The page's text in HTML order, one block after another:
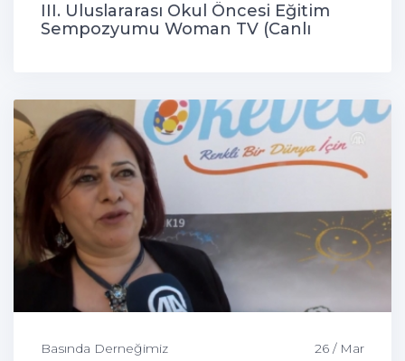
III. Uluslararası Okul Öncesi Eğitim
Sempozyumu Woman TV (Canlı
Basında Derneğimiz 26 / Mar